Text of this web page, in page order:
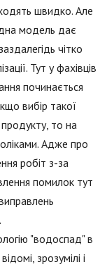
швидко. Але
модель дає
чітко
Тут у фахівців
починається
вибір такої
то на
Адже про
робіт з-за
помилок тут
"водоспад" в
зрозумілі і